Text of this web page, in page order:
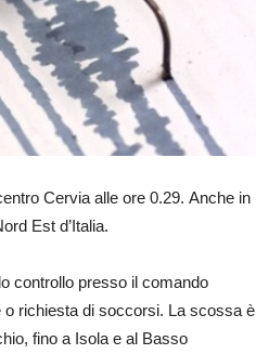
Cervia alle ore 0.29. Anche in
Est d’Italia.
controllo presso il comando
o richiesta di soccorsi. La scossa è
fino a Isola e al Basso